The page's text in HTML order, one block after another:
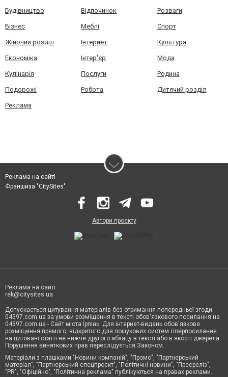
Будівництво Відпочинок Розваги
Бізнес Меблі Спорт
Жіночий розділ Інтернет Культура
Економіка Інтер'єр Мода
Кулінарія Послуги Родина
Подорожі Робота Дитячий розділ
Реклама
Реклама на сайті
Франшиза "CitySites"
Автори проєкту
Реклама на сайті:
rek@citysites.ua
Допускається цитування матеріалів без отримання попередньої згоди
04597.com.ua за умови розміщення в тексті обов'язкового посилання на
04597.com.ua - Сайт міста Ірпінь. Для інтернет-видань обов'язкове
розміщення прямого, відкритого для пошукових систем гіперпосилання
на цитовані статті не нижче другого абзацу в тексті або в якості джерела.
Порушення виняткових прав переслідується Законом.
Матеріали з плашками "Новини компаній", "Промо", "Партнерський
матеріал", "Партнерський спецпроєкт", "Політичні новини", "Пресреліз",
"PR", "Офіційно", "Політична реклама" публікуються на правах реклами.